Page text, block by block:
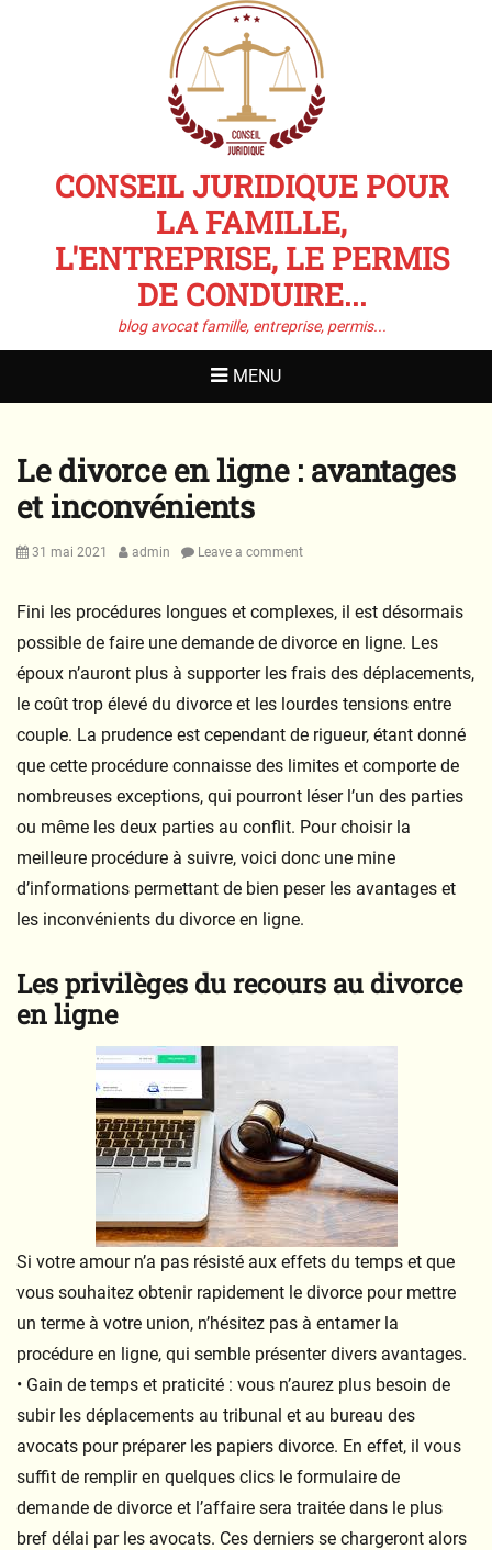
CONSEIL JURIDIQUE POUR
LA FAMILLE,
L'ENTREPRISE, LE PERMIS
DE CONDUIRE...
blog avocat famille, entreprise, permis...
MENU
Le divorce en ligne : avantages
et inconvénients
Posted
31 mai 2021 Author
admin Leave a comment
Fini les procédures longues et complexes, il est désormais
possible de faire une demande de divorce en ligne. Les
époux n’auront plus à supporter les frais des déplacements,
le coût trop élevé du divorce et les lourdes tensions entre
couple. La prudence est cependant de rigueur, étant donné
que cette procédure connaisse des limites et comporte de
nombreuses exceptions, qui pourront léser l’un des parties
ou même les deux parties au conflit. Pour choisir la
meilleure procédure à suivre, voici donc une mine
d’informations permettant de bien peser les avantages et
les inconvénients du divorce en ligne.
Les privilèges du recours au divorce
en ligne
Si votre amour n’a pas résisté aux effets du temps et que
vous souhaitez obtenir rapidement le divorce pour mettre
un terme à votre union, n’hésitez pas à entamer la
procédure en ligne, qui semble présenter divers avantages.
• Gain de temps et praticité : vous n’aurez plus besoin de
subir les déplacements au tribunal et au bureau des
avocats pour préparer les papiers divorce. En effet, il vous
suffit de remplir en quelques clics le formulaire de
demande de divorce et l’affaire sera traitée dans le plus
bref délai par les avocats. Ces derniers se chargeront alors